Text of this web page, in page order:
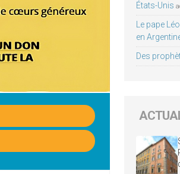
États-Unis
Le pape
en
Des